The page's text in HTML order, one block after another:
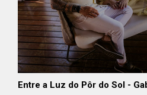
Entre a Luz do Pôr do Sol -